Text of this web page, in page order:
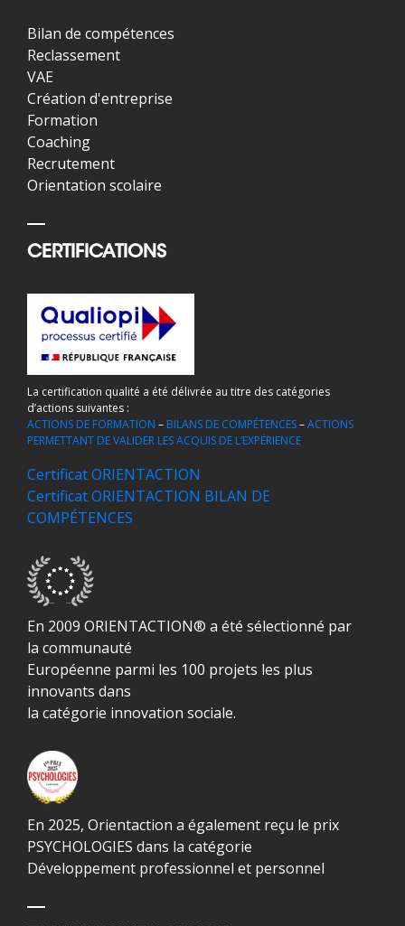
Bilan de compétences
Reclassement
VAE
Création d'entreprise
Formation
Coaching
Recrutement
Orientation scolaire
CERTIFICATIONS
La certification qualité a été délivrée au titre des catégories
d’actions suivantes :
ACTIONS DE FORMATION – BILANS DE COMPÉTENCES–ACTIONS
PERMETTANT DE VALIDER LES ACQUIS DE L’EXPÉRIENCE
Certificat ORIENTACTION
Certificat ORIENTACTION BILAN DE
COMPÉTENCES
En 2009 ORIENTACTION® a été sélectionné par
la communauté
Européenne parmi les 100 projets les plus
innovants dans
la catégorie innovation sociale.
En 2025, Orientaction a également reçu le prix
PSYCHOLOGIES dans la catégorie
Développement professionnel et personnel